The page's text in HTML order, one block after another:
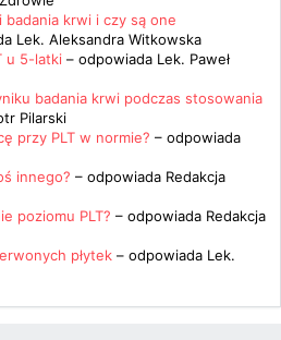
krwi i czy są one
Lek. Aleksandra Witkowska
u 5-latki – odpowiada Lek. Paweł
badania krwi podczas stosowania
Pilarski
przy PLT w normie? – odpowiada
innego? – odpowiada Redakcja
poziomu PLT? – odpowiada Redakcja
płytek – odpowiada Lek.